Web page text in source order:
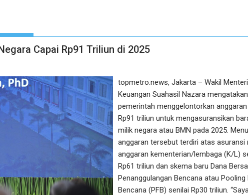
Capai Rp91 Triliun di 2025
topmetro.news, Jakarta – Wakil Menteri
Keuangan Suahasil Nazara mengatakan
pemerintah menggelontorkan
Rp91 triliun untuk mengasuransikan
milik negara atau BMN pada 2025.
anggaran tersebut terdiri atas asuransi
anggaran kementerian/lembaga (K/L)
Rp61 triliun dan skema baru Dana
Penanggulangan Bencana atau Pooling
Bencana (PFB) senilai Rp30 triliun.